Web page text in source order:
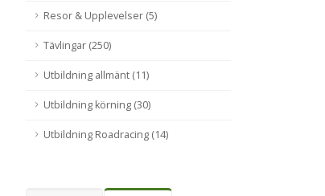
Resor & Upplevelser (5)
Tävlingar (250)
Utbildning allmänt (11)
Utbildning körning (30)
Utbildning Roadracing (14)